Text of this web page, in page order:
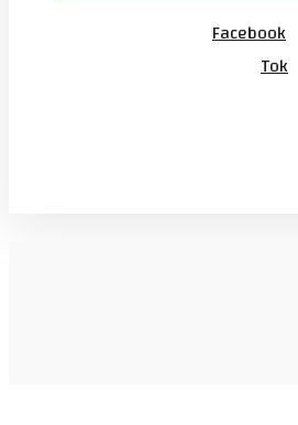
Facebook
Tok